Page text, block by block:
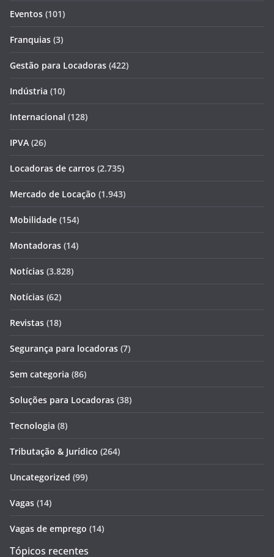
Eventos (101)
Franquias (3)
Gestão para Locadoras (422)
Indústria (10)
Internacional (128)
IPVA (26)
Locadoras de carros (2.735)
Mercado de Locação (1.943)
Mobilidade (154)
Montadoras (14)
Notícias (3.828)
Notícias (62)
Revistas (18)
Segurança para locadoras (7)
Sem categoria (86)
Soluções para Locadoras (38)
Tecnologia (8)
Tributação & Jurídico (264)
Uncategorized (99)
Vagas (14)
Vagas de emprego (14)
Tópicos recentes